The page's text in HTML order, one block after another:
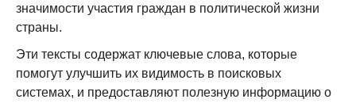
значимости участия граждан в политической жизни
страны.
Эти тексты содержат ключевые слова, которые
помогут улучшить их видимость в поисковых
системах, и предоставляют полезную информацию о